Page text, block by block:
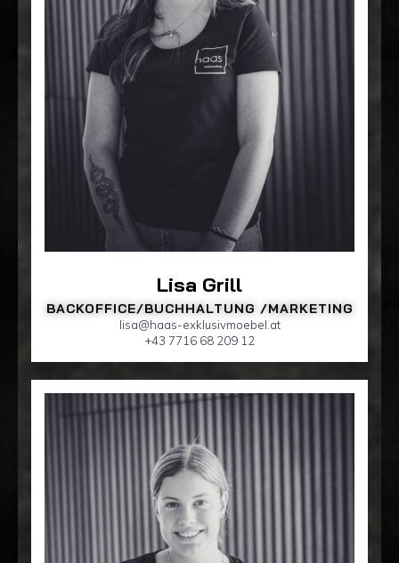
Lisa Grill
BACKOFFICE/BUCHHALTUNG /MARKETING
lisa@haas-exklusivmoebel.at
+43 7716 68 209 12